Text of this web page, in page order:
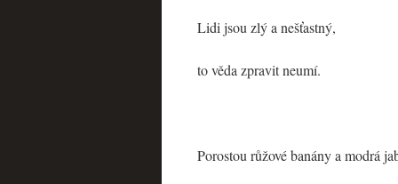
Lidi jsou zlý a nešťastný,
to věda zpravit neumí.
Porostou růžové banány a modrá